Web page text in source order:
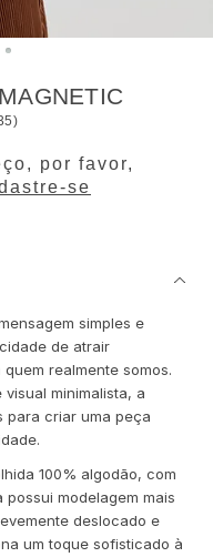
)
por favor,
se
simples e
de atrair
realmente somos.
minimalista, a
para criar uma peça
100% algodão, com
modelagem mais
deslocado e
um toque sofisticado à